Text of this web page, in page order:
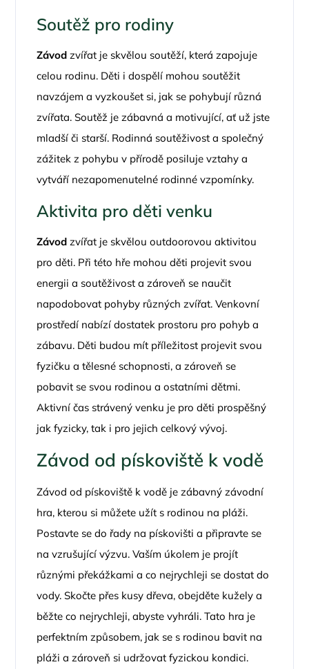
Soutěž pro rodiny
Závod zvířat je skvělou soutěží, která zapojuje
celou rodinu. Děti i dospělí mohou soutěžit
navzájem a vyzkoušet si, jak se pohybují různá
zvířata. Soutěž je zábavná a motivující, ať už jste
mladší či starší. Rodinná soutěživost a společný
zážitek z pohybu v přírodě posiluje vztahy a
vytváří nezapomenutelné rodinné vzpomínky.
Aktivita pro děti venku
Závod zvířat je skvělou outdoorovou aktivitou
pro děti. Při této hře mohou děti projevit svou
energii a soutěživost a zároveň se naučit
napodobovat pohyby různých zvířat. Venkovní
prostředí nabízí dostatek prostoru pro pohyb a
zábavu. Děti budou mít příležitost projevit svou
fyzičku a tělesné schopnosti, a zároveň se
pobavit se svou rodinou a ostatními dětmi.
Aktivní čas strávený venku je pro děti prospěšný
jak fyzicky, tak i pro jejich celkový vývoj.
Závod od pískoviště k vodě
Závod od pískoviště k vodě je zábavný závodní
hra, kterou si můžete užít s rodinou na pláži.
Postavte se do řady na pískovišti a připravte se
na vzrušující výzvu. Vaším úkolem je projít
různými překážkami a co nejrychleji se dostat do
vody. Skočte přes kusy dřeva, obejděte kužely a
běžte co nejrychleji, abyste vyhráli. Tato hra je
perfektním způsobem, jak se s rodinou bavit na
pláži a zároveň si udržovat fyzickou kondici.